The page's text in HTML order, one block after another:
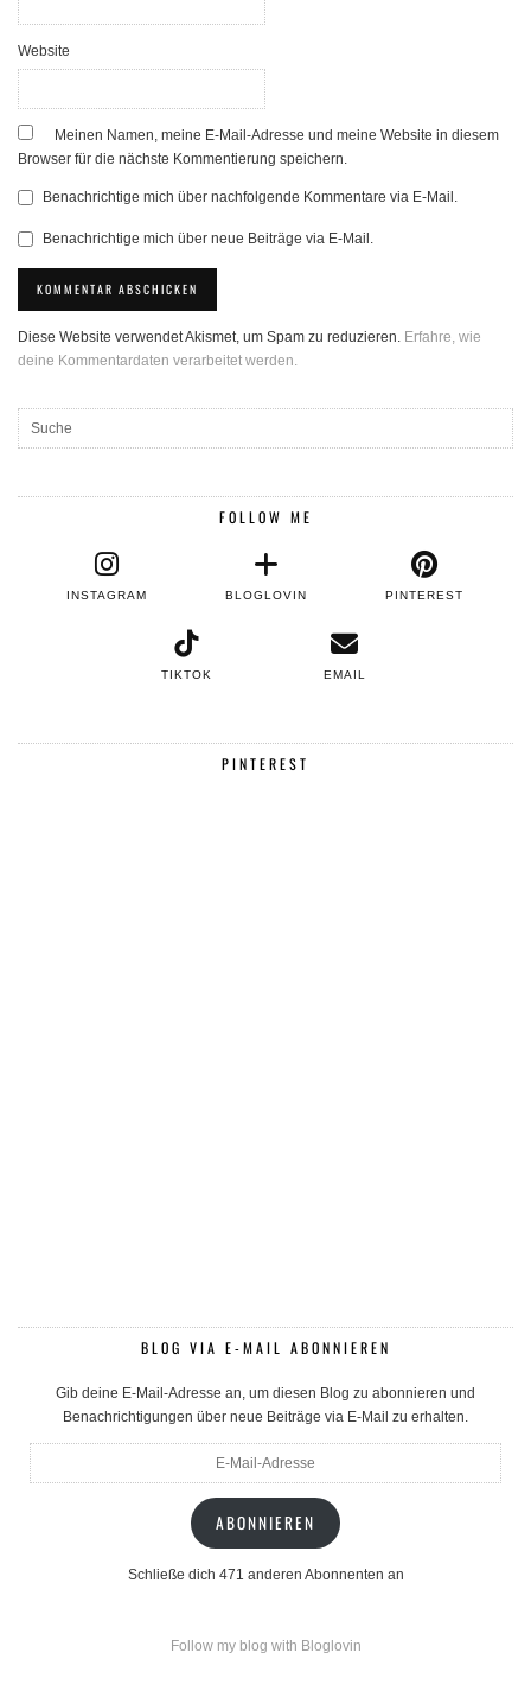
Website
Meinen Namen, meine E-Mail-Adresse und meine Website in diesem
Browser für die nächste Kommentierung speichern.
Benachrichtige mich über nachfolgende Kommentare via E-Mail.
Benachrichtige mich über neue Beiträge via E-Mail.
Diese Website verwendet Akismet, um Spam zu reduzieren. Erfahre, wie
deine Kommentardaten verarbeitet werden.
FOLLOW ME
INSTAGRAM BLOGLOVIN PINTEREST
TIKTOK EMAIL
PINTEREST
BLOG VIA E-MAIL ABONNIEREN
Gib deine E-Mail-Adresse an, um diesen Blog zu abonnieren und
Benachrichtigungen über neue Beiträge via E-Mail zu erhalten.
E-
Mail-
ABONNIEREN
Schließe dich 471 anderen Abonnenten an
Follow my blog with Bloglovin